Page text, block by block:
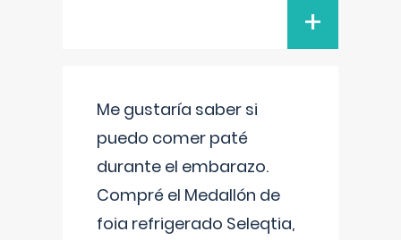
+
Me gustaría saber si
puedo comer paté
durante el embarazo.
Compré el Medallón de
foia refrigerado Seleqtia,